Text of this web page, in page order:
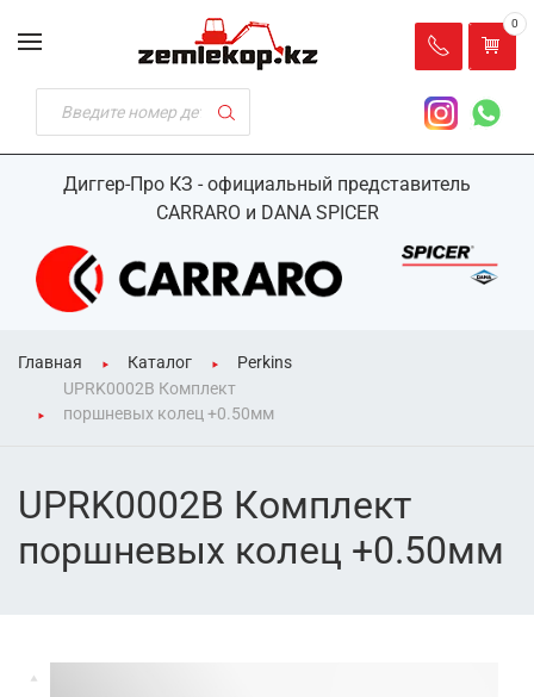
Диггер-Про КЗ - официальный представитель
CARRARO и DANA SPICER
0
Главная Каталог
Perkins
UPRK0002B Комплект
поршневых колец +0.50мм
UPRK0002B Комплект
поршневых колец +0.50мм